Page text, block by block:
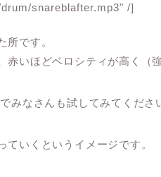
snareblafter.mp3" /]
所です。
赤いほどベロシティが高く（
みなさんも試してみてくださ
いくというイメージです。